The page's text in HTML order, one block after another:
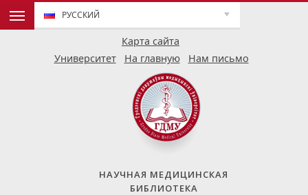
Карта сайта
РУССКИЙ
Университет На главную Нам письмо
НАУЧНАЯ МЕДИЦИНСКАЯ
БИБЛИОТЕКА